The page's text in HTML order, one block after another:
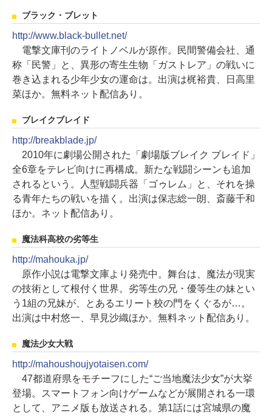
ブラック・ブレット
http://www.black-bullet.net/
電撃文庫刊のライトノベルが原作。民間警備会社、通
称「民警」と、異形の寄生生物「ガストレア」の戦いに
巻き込まれる少年少女の運命は。出演は梶裕貴、日高里
菜ほか。無料ネット配信あり。
ブレイクブレイド
http://breakblade.jp/
2010年に劇場公開された「劇場版ブレイク ブレイド」
全6章をテレビ向けに再構成。新たな戦闘シーンも追加
されるという。人型戦闘兵器「ゴゥレム」と、それを操
る青年たちの戦いを描く。出演は保志総一朗、斎藤千和
ほか。ネット配信あり。
魔法科高校の劣等生
http://mahouka.jp/
原作小説は電撃文庫より発売中。舞台は、魔法が現実
の技術として根付く世界。劣等生の兄・優等生の妹とい
う1組の兄妹が、とあるエリート校の門をくぐるが…。
出演は中村悠一、早見沙織ほか。無料ネット配信あり。
魔法少女大戦
http://mahoushoujyotaisen.com/
47都道府県をモチーフにした“ご当地魔法少女”が大挙
登場。スマートフォン向けゲームなどが展開される一環
として、アニメ版も放送される。第1話には宮城県の魔